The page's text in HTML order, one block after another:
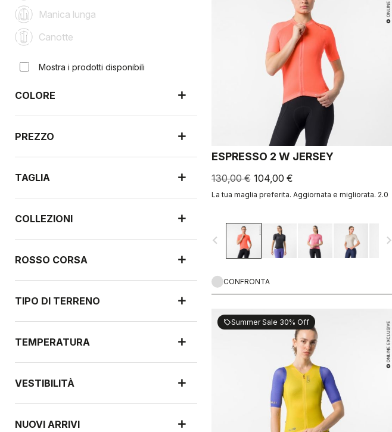
Manica lunga
Canotte
Mostra i prodotti disponibili
COLORE
PREZZO
TAGLIA
COLLEZIONI
ROSSO CORSA
TIPO DI TERRENO
TEMPERATURA
VESTIBILITÀ
NUOVI ARRIVI
ESPRESSO 2 W JERSEY
130,00 € 104,00 €
La tua maglia preferita. Aggiornata e migliorata. 2.0
navigate_before navigate_next
CONFRONTA
sellSummer Sale 30% Off